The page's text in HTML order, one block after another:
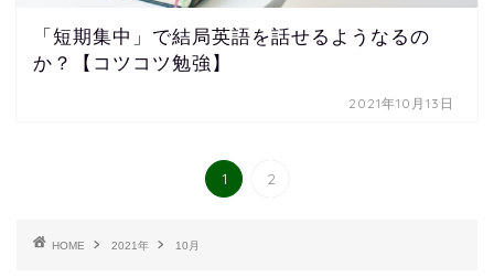
「短期集中」で結局英語を話せるようなるの
か？【コツコツ勉強】
2021年10月13日
1 2
HOME 2021年 10月